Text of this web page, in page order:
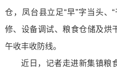
仓，凤台县立足“早”字当头、
修、设备调试、粮食仓储及烘
午收丰收防线。
近日，记者走进新集镇粮